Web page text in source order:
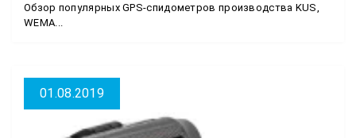
Обзор популярных GPS-спидометров производства KUS,
WEMA...
01.08.2019